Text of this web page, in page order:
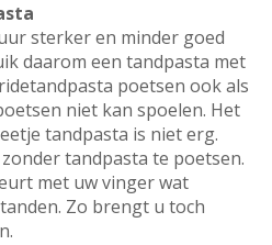
sterker en minder goed
daarom een tandpasta met
poetsen ook als
niet kan spoelen. Het
tandpasta is niet erg.
tandpasta te poetsen.
met uw vinger wat
Zo brengt u toch